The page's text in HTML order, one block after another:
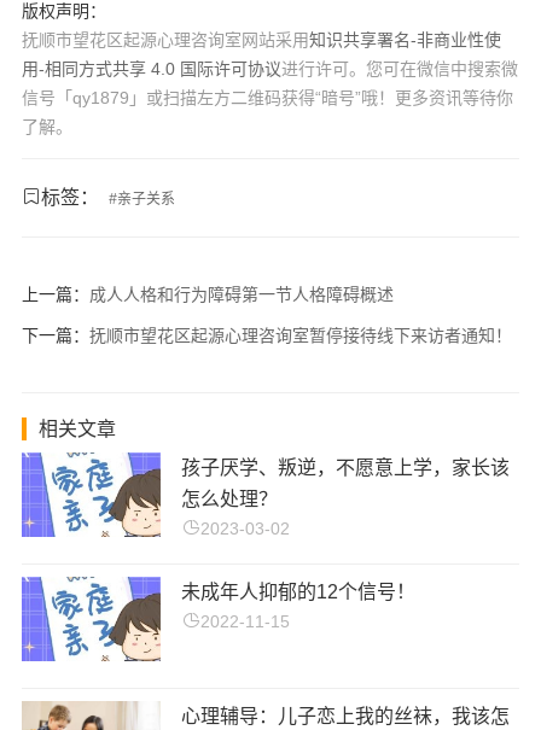
版权声明：
抚顺市望花区起源心理咨询室网站采用知识共享署名-非商业性使
用-相同方式共享 4.0 国际许可协议进行许可。您可在微信中搜索微
信号「qy1879」或扫描左方二维码获得“暗号”哦！更多资讯等待你
了解。
标签： #亲子关系
上一篇： 成人人格和行为障碍第一节人格障碍概述
下一篇： 抚顺市望花区起源心理咨询室暂停接待线下来访者通知！
相关文章
孩子厌学、叛逆，不愿意上学，家长该
怎么处理？
2023-03-02
未成年人抑郁的12个信号！
2022-11-15
心理辅导：儿子恋上我的丝袜，我该怎